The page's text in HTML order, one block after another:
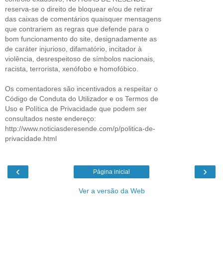
reserva-se o direito de bloquear e/ou de retirar
das caixas de comentários quaisquer mensagens
que contrariem as regras que defende para o
bom funcionamento do site, designadamente as
de caráter injurioso, difamatório, incitador à
violência, desrespeitoso de símbolos nacionais,
racista, terrorista, xenófobo e homofóbico.
Os comentadores são incentivados a respeitar o
Código de Conduta do Utilizador e os Termos de
Uso e Política de Privacidade que podem ser
consultados neste endereço:
http://www.noticiasderesende.com/p/politica-de-
privacidade.html
‹ ›
Página inicial
Ver a versão da Web